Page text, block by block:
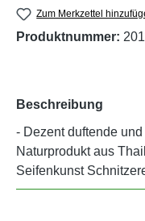
Zum Merkzettel
Produktnummer:
Beschreibung
- Dezent duftende
Naturprodukt aus
Seifenkunst